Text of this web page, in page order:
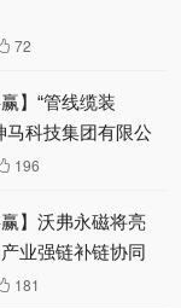
72
】“管线缆装
马科技集团有限公
强链补链协同发
196
】沃弗永磁将亮
业强链补链协同
风采④
181